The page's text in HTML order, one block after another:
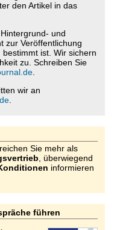
den Artikel in das
und
zur Veröffentlichung
ist. Wir sichern
zu. Schreiben Sie
wir an
Sie mehr als
, überwiegend
informieren
führen